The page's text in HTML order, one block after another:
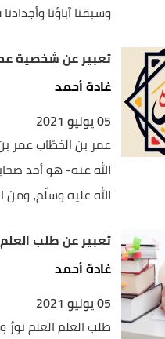
وسبقنا آباؤنا
تعبير عن شخصية
غادة أحمد
05 يوليو 2021
عمر بن الخطّاب عمر
الله عنه- هو أحد
الله عليه وسلّم، ومن
تعبير عن طلب العلم
غادة أحمد
05 يوليو 2021
طلب العلم العلم نورٌ